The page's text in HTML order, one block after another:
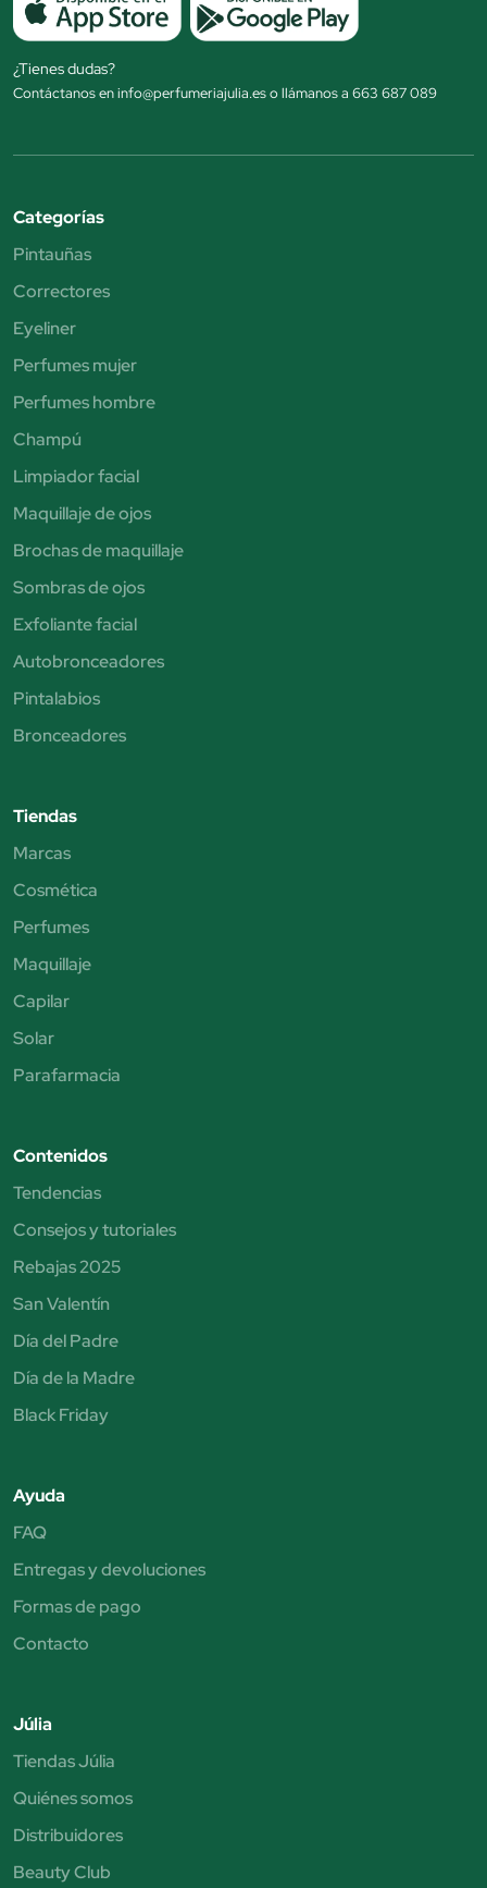
¿Tienes dudas?
Contáctanos en info@perfumeriajulia.es o llámanos a 663 687 089
Categorías
Pintauñas
Correctores
Eyeliner
Perfumes mujer
Perfumes hombre
Champú
Limpiador facial
Maquillaje de ojos
Brochas de maquillaje
Sombras de ojos
Exfoliante facial
Autobronceadores
Pintalabios
Bronceadores
Tiendas
Marcas
Cosmética
Perfumes
Maquillaje
Capilar
Solar
Parafarmacia
Contenidos
Tendencias
Consejos y tutoriales
Rebajas 2025
San Valentín
Día del Padre
Día de la Madre
Black Friday
Ayuda
FAQ
Entregas y devoluciones
Formas de pago
Contacto
Júlia
Tiendas Júlia
Quiénes somos
Distribuidores
Beauty Club